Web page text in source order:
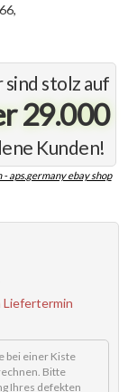
sind stolz auf
29.000
Kunden!
aps.germany ebay shop
Liefertermin
bei einer Kiste
Bitte
Ihres defekten